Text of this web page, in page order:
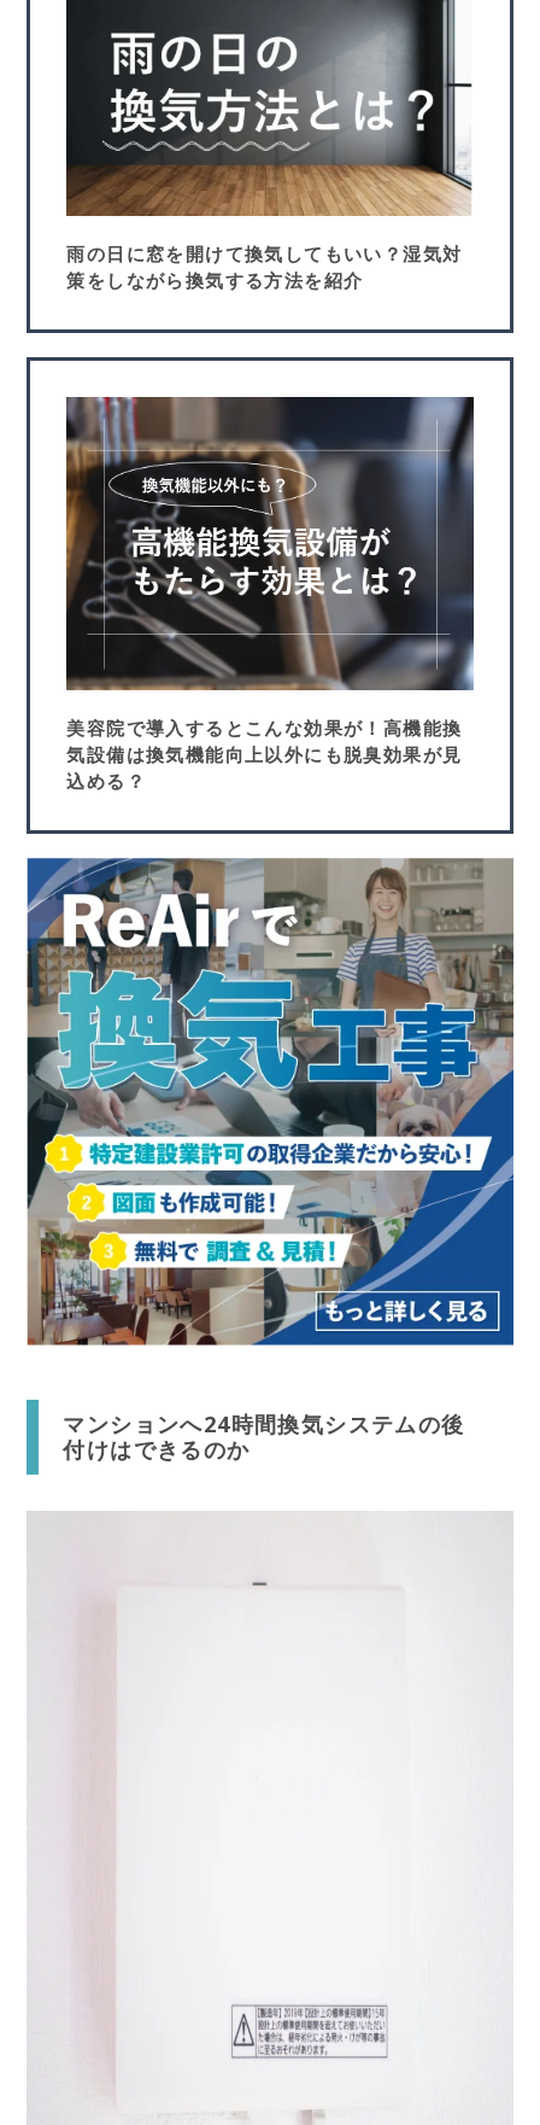
雨の日に窓を開けて換気してもいい？湿気対
策をしながら換気する方法を紹介
美容院で導入するとこんな効果が！高機能換
気設備は換気機能向上以外にも脱臭効果が見
込める？
マンションへ24時間換気システムの後
付けはできるのか